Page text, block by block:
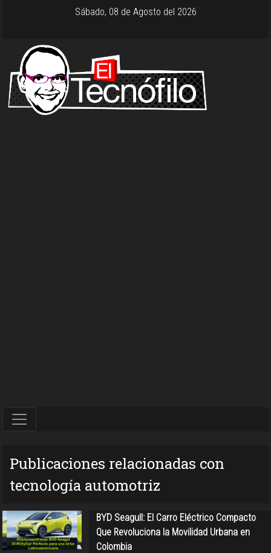
Sábado, 08 de Agosto del 2026
Publicaciones relacionadas con
tecnología automotriz
BYD Seagull: El Carro Eléctrico Compacto
Que Revoluciona la Movilidad Urbana en
Colombia